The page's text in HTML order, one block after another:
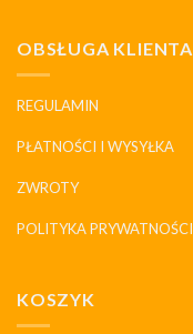
OBSŁUGA KLIENTA
REGULAMIN
PŁATNOŚCI I WYSYŁKA
ZWROTY
POLITYKA PRYWATNOŚCI
KOSZYK